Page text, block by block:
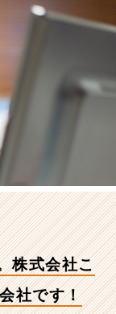
株式会社こ
社です！